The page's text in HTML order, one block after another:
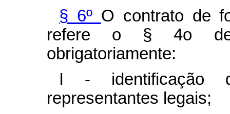
§ 6º O contrato de
refere o § 4o
obrigatoriamente:
I - identificação
representantes legais;